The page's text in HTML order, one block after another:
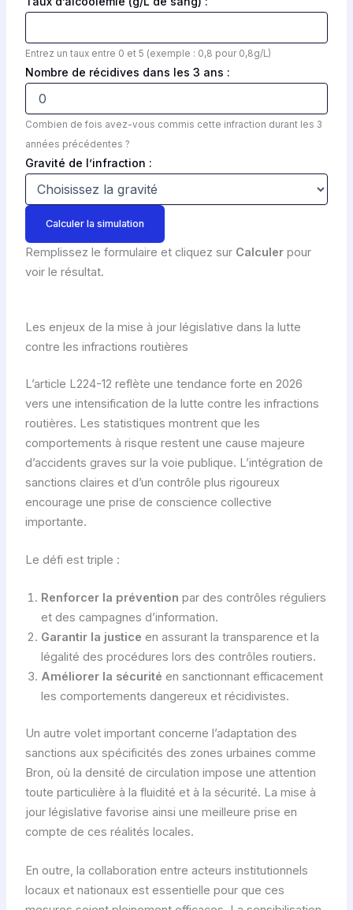
Entrez un taux entre 0 et 5 (exemple : 0,8 pour 0,8g/L)
Nombre de récidives dans les 3 ans :
Combien de fois avez-vous commis cette infraction durant les 3
années précédentes ?
Gravité de l’infraction :
Calculer la simulation
Remplissez le formulaire et cliquez sur Calculerpour
voir le résultat.
Les enjeux de la mise à jour législative dans la lutte
contre les infractions routières
L’article L224-12 reflète une tendance forte en 2026
vers une intensification de la lutte contre les infractions
routières. Les statistiques montrent que les
comportements à risque restent une cause majeure
d’accidents graves sur la voie publique. L’intégration de
sanctions claires et d’un contrôle plus rigoureux
encourage une prise de conscience collective
importante.
Le défi est triple :
Renforcer la prévention par des contrôles réguliers
et des campagnes d’information.
Garantir la justice en assurant la transparence et la
légalité des procédures lors des contrôles routiers.
Améliorer la sécurité en sanctionnant efficacement
les comportements dangereux et récidivistes.
Un autre volet important concerne l’adaptation des
sanctions aux spécificités des zones urbaines comme
Bron, où la densité de circulation impose une attention
toute particulière à la fluidité et à la sécurité. La mise à
jour législative favorise ainsi une meilleure prise en
compte de ces réalités locales.
En outre, la collaboration entre acteurs institutionnels
locaux et nationaux est essentielle pour que ces